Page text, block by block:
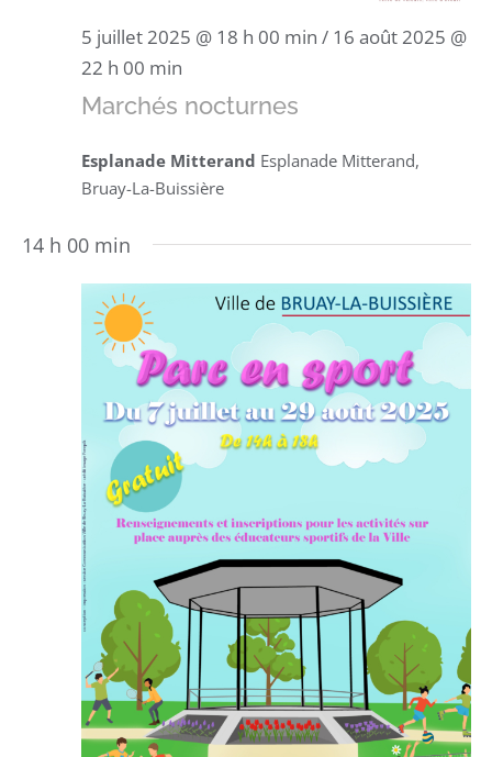
5 juillet 2025 @ 18 h 00 min / 16 août 2025 @
22 h 00 min
Marchés nocturnes
Esplanade Mitterand Esplanade Mitterand,
Bruay-La-Buissière
14 h 00 min